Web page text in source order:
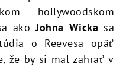
hollywoodskom
akoJohna Wicka sa
o Reevesa opäť
že by si mal zahrať v